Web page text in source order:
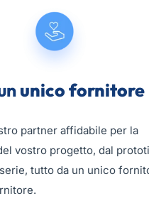
unico fornitore
partner affidabile per la
vostro progetto, dal
tutto da un unico